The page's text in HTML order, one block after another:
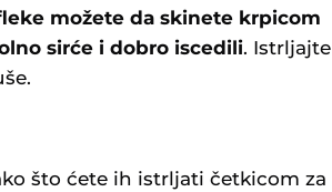
možete da skinete krpicom
sirće i dobro iscedili. Istrljajte
što ćete ih istrljati četkicom za